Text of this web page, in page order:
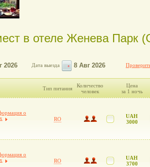
в отеле Женева Парк
Дата выезда
Тип питания
Количество
человек
Цена
за 1 ночь
о
RO
UAH
3000
о
RO
UAH
3700